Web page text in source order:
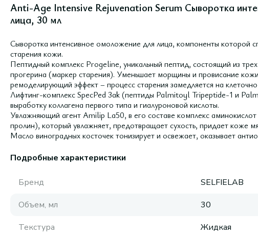
Anti-Age Intensive Rejuvenation Serum Сыворотка
лица, 30 мл
Сыворотка интенсивное омоложение для лица, компоненты которой
старения кожи.
Пептидный комплекс Progeline, уникальный пептид, состоящий из
прогерина (маркер старения). Уменьшает морщины и провисание
ремоделирующий эффект – процесс старения замедляется на
Лифтинг-комплекс SpecPed 3ak (пептиды Palmitoyl Tripeptide-1 и
выработку коллагена первого типа и гиалуроновой кислоты.
Увлажняющий агент Amilip La50, в его составе комплекс
пролин), который увлажняет, предотвращает сухость, придает коже
Масло виноградных косточек тонизирует и освежает, оказывает
Подробные характеристики
Бренд
SELFIELAB
Объем, мл
30
Текстура
Жидкая